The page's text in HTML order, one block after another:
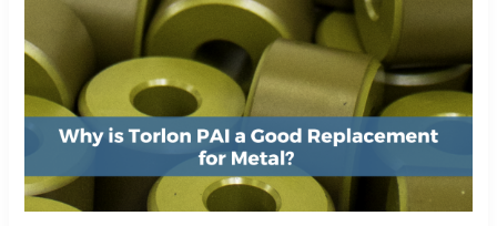
속
수
있